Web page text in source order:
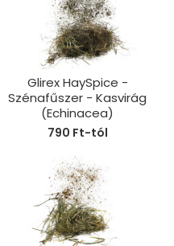
Glirex HaySpice -
Szénafűszer - Kasvirág
(Echinacea)
790 Ft-tól